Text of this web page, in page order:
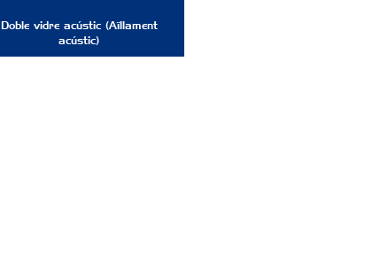
Doble vidre acústic (Aïllament
acústic)